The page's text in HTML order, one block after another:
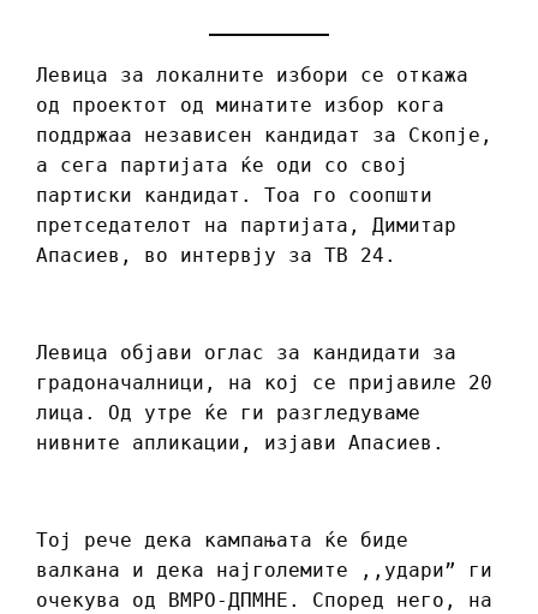
Левица за локалните избори се откажа
од проектот од минатите избор кога
поддржаа независен кандидат за Скопје,
а сега партијата ќе оди со свој
партиски кандидат. Тоа го соопшти
претседателот на партијата, Димитар
Апасиев, во интервју за ТВ 24.
Левица објави оглас за кандидати за
градоначалници, на кој се пријавиле 20
лица. Од утре ќе ги разгледуваме
нивните апликации, изјави Апасиев.
Тој рече дека кампањата ќе биде
валкана и дека најголемите ,,удари” ги
очекува од ВМРО-ДПМНЕ. Според него, на